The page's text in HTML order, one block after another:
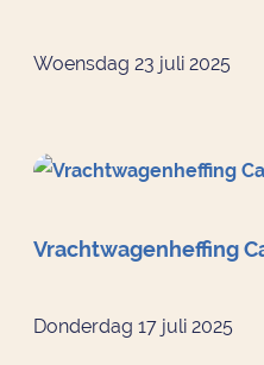
Woensdag 23 juli 2025
Vrachtwagenheffing
Donderdag 17 juli 2025